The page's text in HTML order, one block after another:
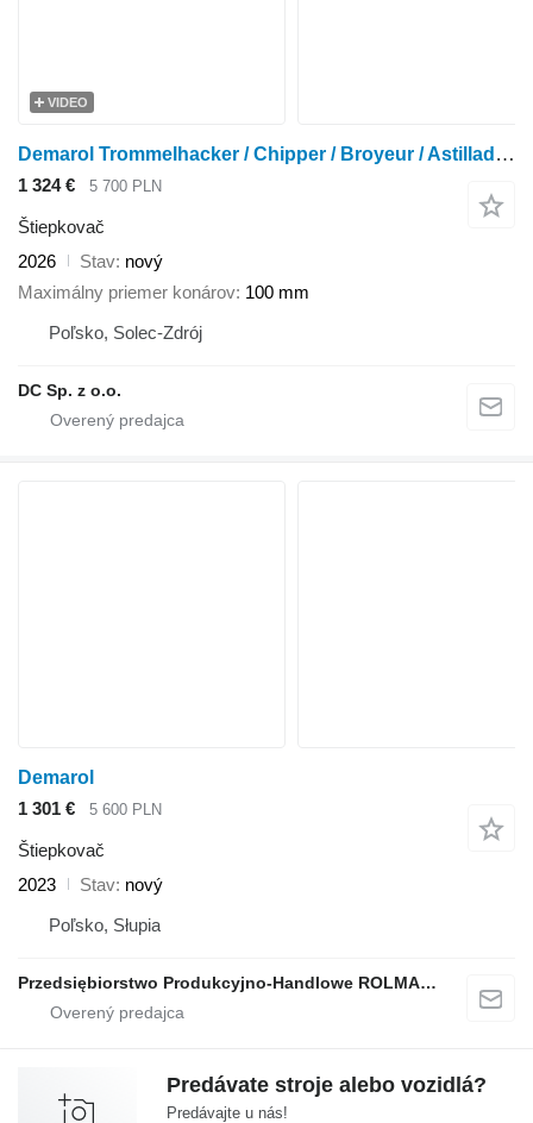
VIDEO
Demarol Trommelhacker / Chipper / Broyeur / Astilladora / Cippatrice
1 324 € 5 700 PLN
Štiepkovač
2026
Stav nový
Maximálny priemer konárov 100 mm
Poľsko, Solec-Zdrój
DC Sp. z o.o.
Demarol
1 301 €
5 600 PLN
Štiepkovač
2023
Stav nový
Poľsko, Słupia
Przedsiębiorstwo Produkcyjno-Handlowe ROLMAPOL Marcin Dziekan
Predávate stroje alebo vozidlá?
Predávajte u nás!